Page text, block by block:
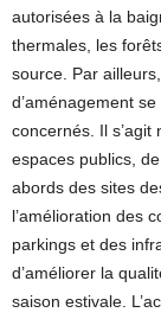
autorisées à la
thermales, les
source. Par
d’aménagement
concernés. Il
espaces publics,
abords des sites
l’amélioration des
parkings et des
d’améliorer la
saison estivale.